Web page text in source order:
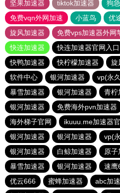
坚果加速器
tiktok加速器
狗
免费vqn外网加速
小蓝鸟 优
旋风加速器
免费vps加速器外网
快连加速器
快连加速器官网入口
快鸭加速器
快柠檬加速器 旋
软件中心
银河加速器 vp(永
暴雪加速器
银河加速器 青柠
银河加速器
免费海外pvn加速器
海外梯子官网
ikuuu.me加速器
银河加速器
银河加速器
vp(
银河加速器
白鲸加速器 原子
暴雪加速器
银河加速器 速鹰
优云666
蜜蜂加速器 abc加